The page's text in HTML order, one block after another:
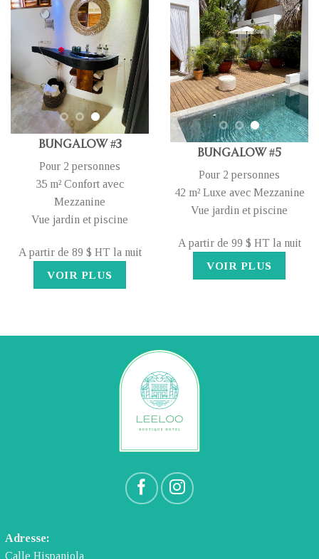
Bungalow #3
Pour 2 personnes
35 m² Confort avec
Mezzanine
Vue jardin et piscine
A partir de 89 $ HT la nuit
VOIR PLUS
Bungalow #5
Pour 2 personnes
42 m² Luxe avec Mezzanine
Vue jardin et piscine
A partir de 99 $ HT la nuit
VOIR PLUS
Adresse:
Calle Hispaniola